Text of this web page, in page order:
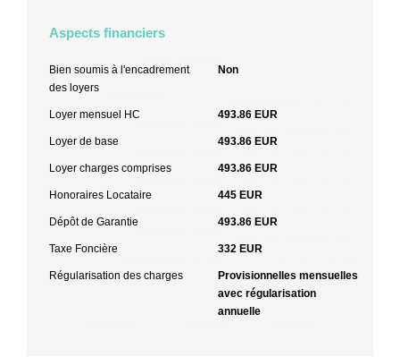
Aspects financiers
Bien soumis à l'encadrement
des loyers
Non
Loyer mensuel HC 493.86 EUR
Loyer de base 493.86 EUR
Loyer charges comprises 493.86 EUR
Honoraires Locataire 445 EUR
Dépôt de Garantie 493.86 EUR
Taxe Foncière 332 EUR
Régularisation des charges
Provisionnelles mensuelles
avec régularisation
annuelle